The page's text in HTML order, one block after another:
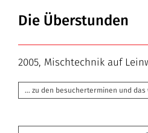
Die Überstunden
2005, Mischtechnik auf
… zu den besucherterminen und